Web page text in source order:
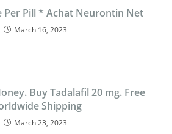
Per Pill * Achat Neurontin Net
March 16, 2023
Buy Tadalafil 20 mg. Free
Shipping
March 23, 2023